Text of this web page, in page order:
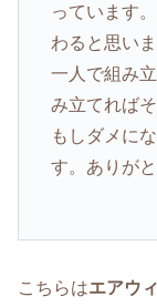
っています
わると思いま
一人で組み
み立てれば
もしダメに
す。ありが
こちらはエアウ